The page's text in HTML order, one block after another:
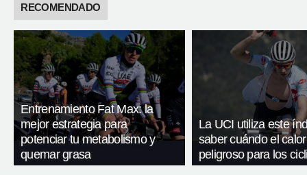
RECOMENDADO
Entrenamiento Fat Max: la
mejor estrategia para
potenciar tu metabolismo y
quemar grasa
La UCI utiliza este
saber cuándo el
peligroso para los